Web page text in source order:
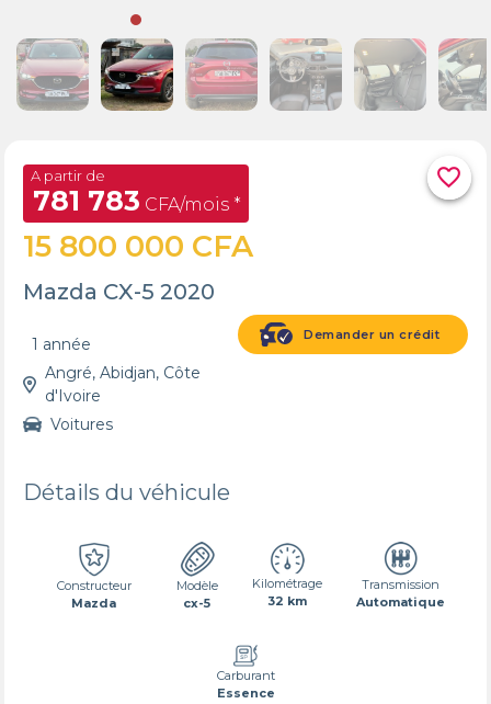
favorite_border
A partir de
781 783 CFA/mois *
15 800 000 CFA
Mazda CX-5 2020
Demander un crédit
1 année
Angré, Abidjan, Côte
d'Ivoire
Voitures
Détails du véhicule
Constructeur
Mazda
Modèle
cx-5
Kilométrage
32 km
Transmission
Automatique
Carburant
Essence